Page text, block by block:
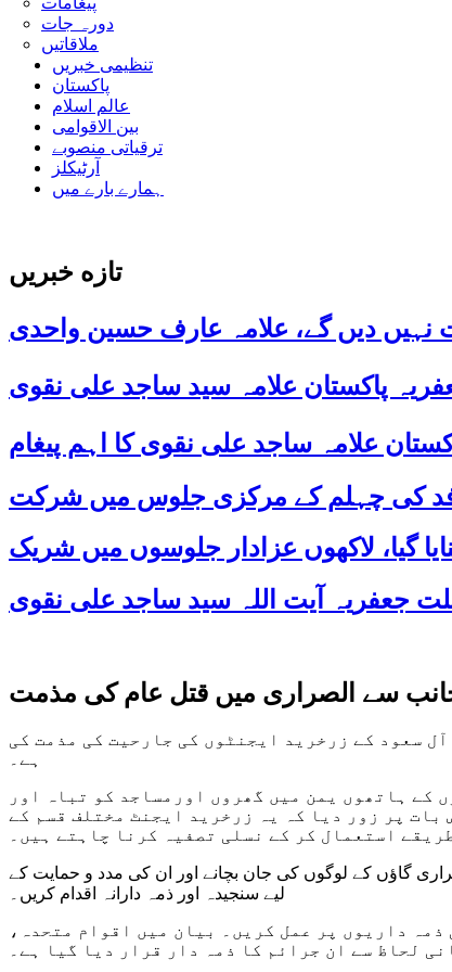
دورہ جات
ملاقاتیں
تنظیمی خبریں
پاکستان
عالم اسلام
بین الاقوامی
ترقیاتی منصوبے
آرٹیکلز
ہمارے بارے میں
تازه خبریں
دیں گے، علامہ عارف حسین واحدی
پاکستان علامہ سید ساجد علی نقوی
وفد کی چہلم کے مرکزی جلوس میں شرکت
سے الصراری میں قتل عام کی مذمت
سعود کے زرخرید ایجنٹوں کی جارحیت کی مذمت کی
ہے۔
کے ہاتھوں یمن میں گھروں اورمساجد کو تباہ اور
پر زور دیا کہ یہ زرخرید ایجنٹ مختلف قسم کے
استعمال کر کے نسلی تصفیہ کرنا چاہتے ہیں۔
گاؤں کے لوگوں کی جان بچانے اور ان کی مدد و حمایت کے
لیے سنجیدہ اور ذمہ دارانہ اقدام کریں۔
داریوں پر عمل کریں۔ بیان میں اقوام متحدہ،
لحاظ سے ان جرائم کا ذمہ دار قرار دیا گیا ہے۔